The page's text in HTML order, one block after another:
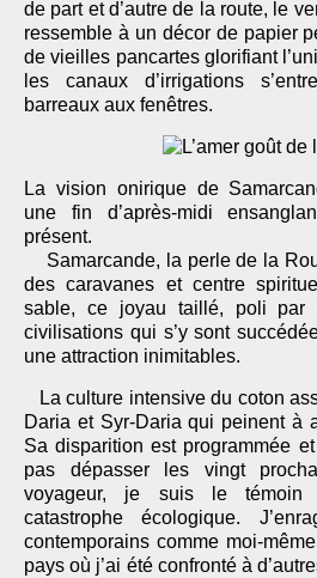
de part et d’autre de la route, le
ressemble à un décor de papier
de vieilles pancartes glorifiant
les canaux d’irrigations
barreaux aux fenêtres.
La vision onirique de
une fin d’après-midi
présent.
Samarcande, la perle de la
des caravanes et centre
sable, ce joyau taillé, poli par
civilisations qui s’y sont
une attraction inimitables.
La culture intensive du coton
Daria et Syr-Daria qui peinent à
Sa disparition est programmée
pas dépasser les vingt
voyageur, je suis le témoin
catastrophe écologique.
contemporains comme moi-
pays où j’ai été confronté à